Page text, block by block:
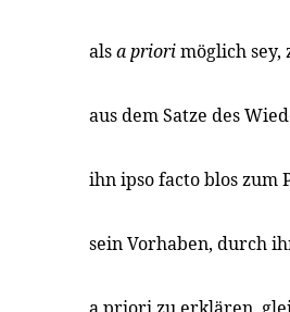
alsa priorimöglich
aus dem Satze des
ihn ipso facto blos
sein Vorhaben, durch